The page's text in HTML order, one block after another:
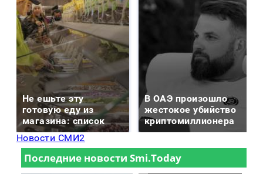
Не ешьте эту
готовую еду из
магазина: список
В ОАЭ произошло
жестокое убийство
криптомиллионера
Новости СМИ2